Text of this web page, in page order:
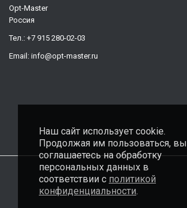
Opt-Master
Россия
Тел.: +7 915 280-02-03
Email: info@opt-master.ru
Наш сайт использует cookie.
Продолжая им пользоваться, вы
соглашаетесь на обработку
персональных данных в
соответствии с политикой
конфиденциальности.